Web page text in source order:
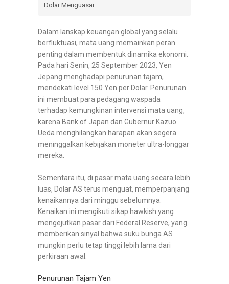
Dolar Menguasai
Dalam lanskap keuangan global yang selalu
berfluktuasi, mata uang memainkan peran
penting dalam membentuk dinamika ekonomi.
Pada hari Senin, 25 September 2023, Yen
Jepang menghadapi penurunan tajam,
mendekati level 150 Yen per Dolar. Penurunan
ini membuat para pedagang waspada
terhadap kemungkinan intervensi mata uang,
karena Bank of Japan dan Gubernur Kazuo
Ueda menghilangkan harapan akan segera
meninggalkan kebijakan moneter ultra-longgar
mereka.
Sementara itu, di pasar mata uang secara lebih
luas, Dolar AS terus menguat, memperpanjang
kenaikannya dari minggu sebelumnya.
Kenaikan ini mengikuti sikap hawkish yang
mengejutkan pasar dari Federal Reserve, yang
memberikan sinyal bahwa suku bunga AS
mungkin perlu tetap tinggi lebih lama dari
perkiraan awal.
Penurunan Tajam Yen